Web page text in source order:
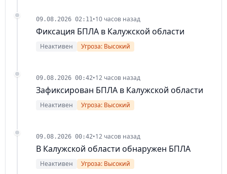
09.08.2026 02:11•10 часов назад
Фиксация БПЛА в Калужской области
Неактивен Угроза: Высокий
09.08.2026 00:42•12 часов назад
Зафиксирован БПЛА в Калужской области
Неактивен Угроза: Высокий
09.08.2026 00:42•12 часов назад
В Калужской области обнаружен БПЛА
Неактивен Угроза: Высокий